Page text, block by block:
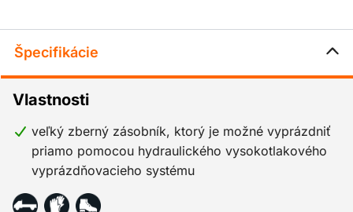
Špecifikácie
Vlastnosti
veľký zberný zásobník, ktorý je možné vyprázdniť
priamo pomocou hydraulického vysokotlakového
vyprázdňovacieho systému